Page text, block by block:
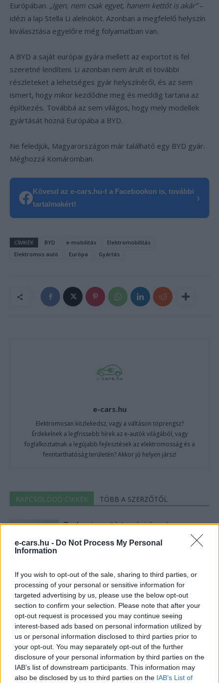
e-cars.hu - Do Not Process My Personal
Information
If you wish to opt-out of the sale, sharing to third parties, or
processing of your personal or sensitive information for
targeted advertising by us, please use the below opt-out
section to confirm your selection. Please note that after your
opt-out request is processed you may continue seeing
interest-based ads based on personal information utilized by
us or personal information disclosed to third parties prior to
your opt-out. You may separately opt-out of the further
disclosure of your personal information by third parties on the
IAB’s list of downstream participants. This information may
also be disclosed by us to third parties on the IAB’s List of
Európában. „Igen, nem csak egyet, hanem kettőt is akár”–
idézi a lap Stella Li alelnököt. Azonban a megfelelő helyszín
kiválasztása egyelőre még folyamatban van.
A BYD a saját európai gyára mellett az exportot is fel
szeretné lendíteni. Li azonban nem árult el további
részleteket a lehetséges gyár helyszínéről, és az sem
ismert, hogy mikor kezdődne meg és meddig tartana az
építkezés. Továbbá az sem világos, hogy mely modellek
gyártását hozná Európába a BYD.
Ne feledjük, Magyarországon már található egy BYD gyár.
Méghozzá Komáromban.
Kövesd az e-cars.hu-t a Facebookon is, további
tartalmakért!
›
CÍMKÉK BYD e-mobilitás
Elektromobilitás
Elektromos autó
Európa Gyártás
e-cars.hu
Elektromosan közlekedsz, vagy a váltáson töprengsz?
Érdekelnek a legfrissebb hírek az e-autók világából, vagy
foglalkoztatnak a legújabb fejlesztések az elektromosság és a
fenntarthatóság területén? Akkor jó helyen jársz!
KAPCSOLÓDÓ CIKKEK TÖBB A SZERZŐTŐL
Elektromos
autó
Tesla: visszatért a régi árazás a magyar
Elektromos
autó
30 000 dollár alá szorult a Ford
elektromos pickupjának ára, és nevet is
kapott a modell
Elektromos
9000 elektromos furgonnál tart a Royal
Mail — és brutális tempóban bővül a
flotta